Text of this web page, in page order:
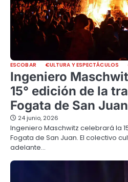
ESCOBAR CULTURA Y ESPECTÁCULOS
Ingeniero
15° edición de la
Fogata de San Juan
24 junio, 2026
Ingeniero Maschwitz celebrará la
Fogata de San Juan. El colectivo
adelante…